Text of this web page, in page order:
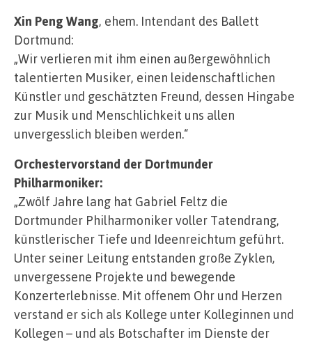
Xin Peng Wang, ehem. Intendant des Ballett
Dortmund:
„Wir verlieren mit ihm einen außergewöhnlich
talentierten Musiker, einen leidenschaftlichen
Künstler und geschätzten Freund, dessen Hingabe
zur Musik und Menschlichkeit uns allen
unvergesslich bleiben werden.“
Orchestervorstand der Dortmunder
Philharmoniker:
„Zwölf Jahre lang hat Gabriel Feltz die
Dortmunder Philharmoniker voller Tatendrang,
künstlerischer Tiefe und Ideenreichtum geführt.
Unter seiner Leitung entstanden große Zyklen,
unvergessene Projekte und bewegende
Konzerterlebnisse. Mit offenem Ohr und Herzen
verstand er sich als Kollege unter Kolleginnen und
Kollegen – und als Botschafter im Dienste der